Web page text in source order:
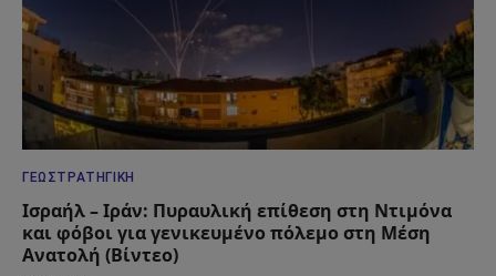
ΓΕΩΣΤΡΑΤΗΓΙΚΉ
Ισραήλ – Ιράν: Πυραυλική επίθεση στη Ντιμόνα
και φόβοι για γενικευμένο πόλεμο στη Μέση
Ανατολή (Βίντεο)